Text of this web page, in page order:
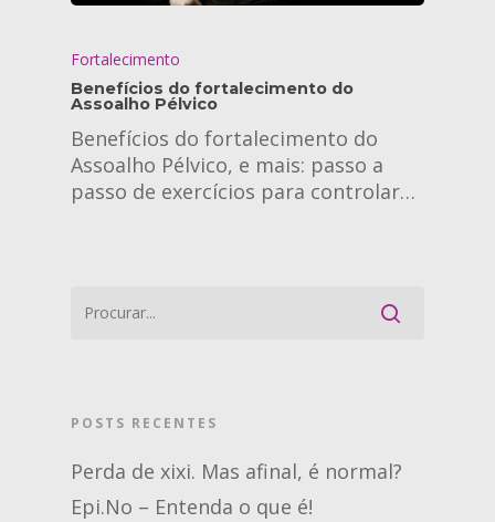
Fortalecimento
Benefícios do fortalecimento do
Assoalho Pélvico
Benefícios do fortalecimento do
Assoalho Pélvico, e mais: passo a
passo de exercícios para controlar…
POSTS RECENTES
Perda de xixi. Mas afinal, é normal?
Epi.No – Entenda o que é!